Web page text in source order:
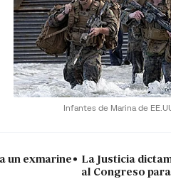
Infantes de Marina de
un exmarine
La Justicia
al Congreso